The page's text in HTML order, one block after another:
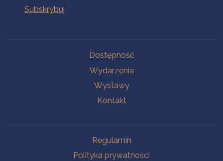
Dostępność
Wydarzenia
Wystawy
Kontakt
Regulamin
Polityka prywatności